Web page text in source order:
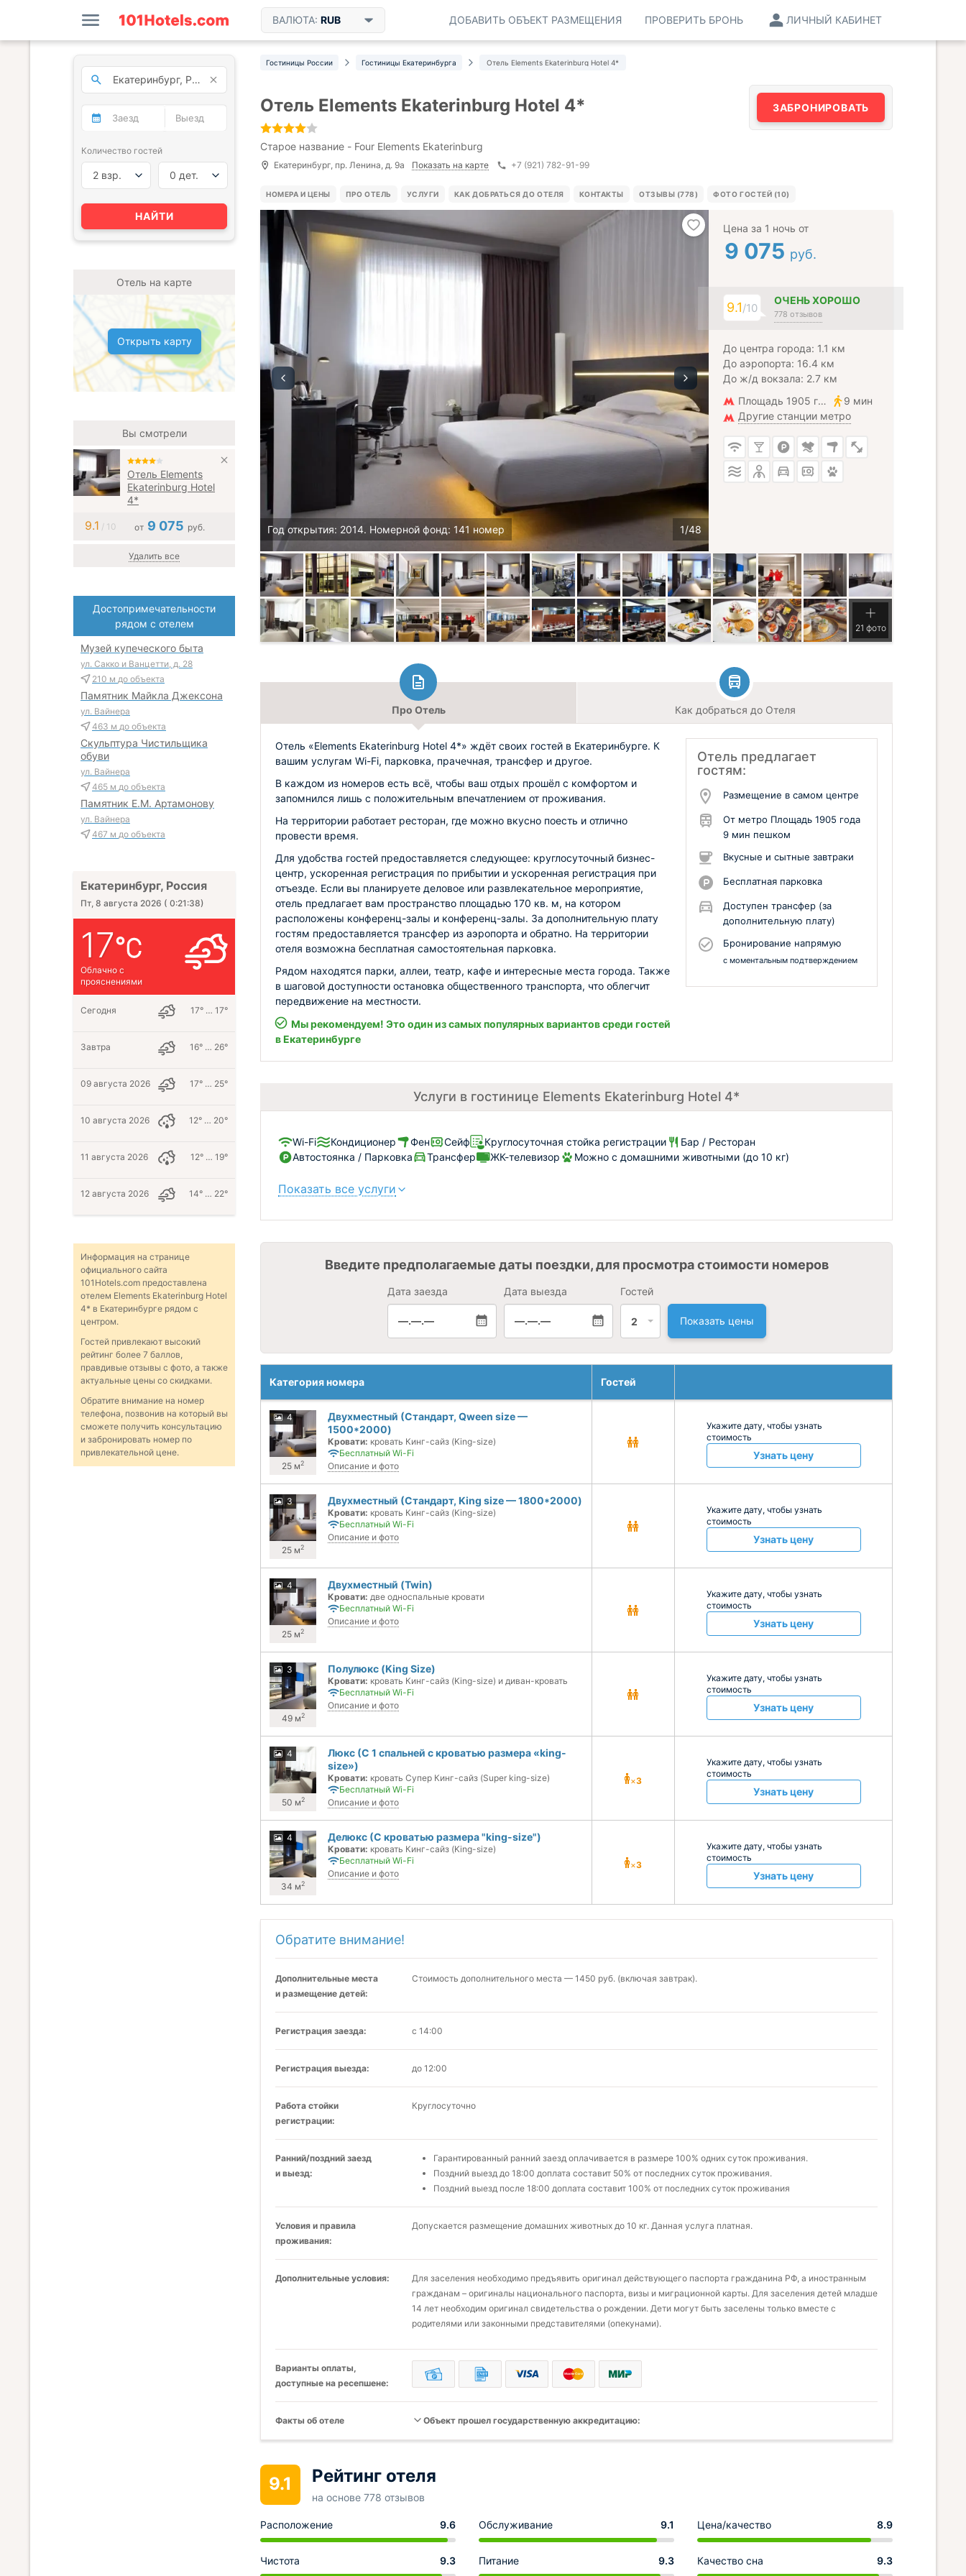
ВАЛЮТА: RUB ЛИЧНЫЙ КАБИНЕТ
ПРОВЕРИТЬ БРОНЬ
ДОБАВИТЬ ОБЪЕКТ РАЗМЕЩЕНИЯ
Гостиницы России Гостиницы Екатеринбурга Отель Elements Ekaterinburg Hotel 4*
Отель Elements Ekaterinburg Hotel 4*
Старое название - Four Elements Ekaterinburg
Екатеринбург, пр. Ленина, д. 9а Показать на карте +7 (921) 782-91-99
ЗАБРОНИРОВАТЬ
НОМЕРА И ЦЕНЫ ПРО ОТЕЛЬ УСЛУГИ КАК ДОБРАТЬСЯ ДО ОТЕЛЯ КОНТАКТЫ ОТЗЫВЫ (778) ФОТО ГОСТЕЙ (10)
Год открытия: 2014. Номерной фонд: 141 номер
Цена за 1 ночь от
9 075 руб.
9.1/10
ОЧЕНЬ ХОРОШО
778 отзывов
До центра города: 1.1 км
До аэропорта: 16.4 км
До ж/д вокзала: 2.7 км
Площадь 1905 года
9 мин
Другие станции метро
21 фото
Про Отель Как добраться до Отеля
Отель предлагает
гостям:
Размещение в самом центре
От метро Площадь 1905 года
9 мин пешком
Вкусные и сытные завтраки
Бесплатная парковка
Доступен трансфер (за
дополнительную плату)
Бронирование напрямую
с моментальным подтверждением
Отель «Elements Ekaterinburg Hotel 4*» ждёт своих гостей в Екатеринбурге. К
вашим услугам Wi-Fi, парковка, прачечная, трансфер и другое.
В каждом из номеров есть всё, чтобы ваш отдых прошёл с комфортом и
запомнился лишь с положительным впечатлением от проживания.
На территории работает ресторан, где можно вкусно поесть и отлично
провести время.
Для удобства гостей предоставляется следующее: круглосуточный бизнес-
центр, ускоренная регистрация по прибытии и ускоренная регистрация при
отъезде. Если вы планируете деловое или развлекательное мероприятие,
отель предлагает вам пространство площадью 170 кв. м, на котором
расположены конференц-залы и конференц-залы. За дополнительную плату
гостям предоставляется трансфер из аэропорта и обратно. На территории
отеля возможна бесплатная самостоятельная парковка.
Рядом находятся парки, аллеи, театр, кафе и интересные места города. Также
в шаговой доступности остановка общественного транспорта, что облегчит
передвижение на местности.
Мы рекомендуем! Это один из самых популярных вариантов среди гостей
в Екатеринбурге
Услуги в гостинице Elements Ekaterinburg Hotel 4*
Wi-Fi Кондиционер Фен Сейф Круглосуточная стойка регистрации
Бар / Ресторан
Автостоянка / Парковка
Трансфер ЖК-телевизор Можно с домашними животными (до 10 кг)
Показать все услуги
Введите предполагаемые даты поездки, для просмотра стоимости номеров
Дата заезда
—.—.—
Дата выезда
—.—.—
Гостей
2 Показать цены
Категория номера Гостей
4
25 м2
Двухместный (Стандарт, Qween size —
1500*2000)
Кровати: кровать Кинг-сайз (King-size)
Бесплатный Wi-Fi
Описание и фото
Укажите дату, чтобы узнать
стоимость
Узнать цену
3
25 м2
Двухместный (Стандарт, King size — 1800*2000)
Кровати: кровать Кинг-сайз (King-size)
Бесплатный Wi-Fi
Описание и фото
Укажите дату, чтобы узнать
стоимость
Узнать цену
4
25 м2
Двухместный (Twin)
Кровати: две односпальные кровати
Бесплатный Wi-Fi
Описание и фото
Укажите дату, чтобы узнать
стоимость
Узнать цену
3
49 м2
Полулюкс (King Size)
Кровати: кровать Кинг-сайз (King-size) и диван-кровать
Бесплатный Wi-Fi
Описание и фото
Укажите дату, чтобы узнать
стоимость
Узнать цену
4
50 м2
Люкс (С 1 спальней с кроватью размера «king-
size»)
Кровати: кровать Супер Кинг-сайз (Super king-size)
Бесплатный Wi-Fi
Описание и фото
×3
Укажите дату, чтобы узнать
стоимость
Узнать цену
4
34 м2
Делюкс (С кроватью размера "king-size")
Кровати: кровать Кинг-сайз (King-size)
Бесплатный Wi-Fi
Описание и фото
×3
Укажите дату, чтобы узнать
стоимость
Узнать цену
Обратите внимание!
Дополнительные места
и размещение детей:
Стоимость дополнительного места — 1450 руб. (включая завтрак).
Регистрация заезда: с 14:00
Регистрация выезда: до 12:00
Работа стойки
регистрации:
Круглосуточно
Ранний/поздний заезд
и выезд:
Гарантированный ранний заезд оплачивается в размере 100% одних суток проживания.
Поздний выезд до 18:00 доплата составит 50% от последних суток проживания.
Поздний выезд после 18:00 доплата составит 100% от последних суток проживания
Условия и правила
проживания:
Допускается размещение домашних животных до 10 кг. Данная услуга платная.
Дополнительные условия:
Для заселения необходимо предъявить оригинал действующего паспорта гражданина РФ, а иностранным
гражданам – оригиналы национального паспорта, визы и миграционной карты. Для заселения детей младше
14 лет необходим оригинал свидетельства о рождении. Дети могут быть заселены только вместе с
родителями или законными представителями (опекунами).
Варианты оплаты,
доступные на ресепшене:
Факты об отеле Объект прошел государственную аккредитацию:
9.1 Рейтинг отеля
на основе 778 отзывов
Расположение 9.6 Обслуживание 9.1 Цена/качество 8.9
Чистота 9.3 Питание 9.3 Качество сна 9.3
Количество гостей
2 взр. 0 дет.
НАЙТИ
Отель на карте
Открыть карту
Вы смотрели
Отель Elements
Ekaterinburg Hotel
4*
9.1 / 10 от 9 075 руб.
Удалить все
Достопримечательности
рядом с отелем
Музей купеческого быта
ул. Сакко и Ванцетти, д. 28
210 м до объекта
Памятник Майкла Джексона
ул. Вайнера
463 м до объекта
Скульптура Чистильщика
обуви
ул. Вайнера
465 м до объекта
Памятник Е.М. Артамонову
ул. Вайнера
467 м до объекта
Екатеринбург, Россия
Пт, 8 августа 2026 ( 0:21:40)
17
Облачно с
прояснениями
Сегодня 17° … 17°
Завтра 16° … 26°
09 августа 2026 17° … 25°
10 августа 2026 12° … 20°
11 августа 2026 12° … 19°
12 августа 2026 14° … 22°
Информация на странице
официального сайта
101Hotels.com предоставлена
отелем Elements Ekaterinburg Hotel
4* в Екатеринбурге рядом с
центром.
Гостей привлекают высокий
рейтинг более 7 баллов,
правдивые отзывы с фото, а также
актуальные цены со скидками.
Обратите внимание на номер
телефона, позвонив на который вы
сможете получить консультацию
и забронировать номер по
привлекательной цене.